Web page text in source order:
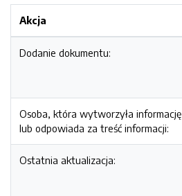
Akcja
Dodanie dokumentu:
Osoba, która wytworzyła informację
lub odpowiada za treść informacji:
Ostatnia aktualizacja: